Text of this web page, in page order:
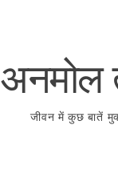
अनमोल
जीवन में कुछ बातें